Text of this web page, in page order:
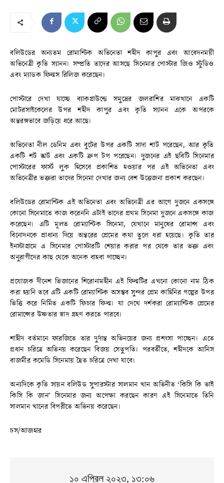
বলিউডের অন্যতম রোমান্টিক অভিনেতা শহীদ কাপুর এবং আবেদনময়ী
অভিনেত্রী কৃতি স্যানন। সম্প্রতি তাদের আসছে সিনেমার পোস্টার জিও স্টুডিও
এবং ম্যাডক ফিল্মস রিলিজ করেছেন।
পোস্টারে দেখা যাচ্ছে ব্যাকগ্রাউন্ডে সমুদ্রের জলরাশির মাঝখানে একটি
মোটরসাইকেলের উপর শহীদ কাপুর এবং কৃতি স্যানন একে অপরকে
অন্তরঙ্গভাবে জড়িয়ে ধরে আছে।
অভিনেতা নীল ডেনিম এবং বুটের উপর একটি সাদা শার্ট পরেছেন, আর কৃতি
একটি শর্ট স্কার্ট এবং একটি ক্রপ টপ পরেছেন। দুজনের এই ছবিটি সিনেমার
পোস্টারের ফার্স্ট লুক হিসেবে প্রকাশিত হওয়ার পর এই অভিনেতা এবং
অভিনেত্রীর ভক্তরা তাদের সিনেমা দেখার জন্য বেশ উত্তেজনা প্রকাশ করছেন।
বলিউডের রোমান্টিক এই অভিনেতা এবং অভিনেত্রী এর আগে দুজনে একসঙ্গে
কোনো সিনেমাতে কাজ করেননি এটাই তাদের প্রথম সিনেমা দুজনে একসঙ্গে কাজ
করেছেন। এটি মূলত রোম্যান্টিক সিনেমা, যেখানে মানুষের রোমান্স এবং
বিনোদনকে প্রাধান্য দিয়ে অন্তরের প্রেমের কথা তুলে ধরা হয়েছে। কৃতি তার
ইনস্টাগ্রামে এ সিনেমার পোস্টারটি শেয়ার করার পর থেকে তার ভক্ত এবং
অনুরাগীদের কাছ থেকে অনেক বাহবা পাচ্ছেন।
প্রযোজক দীনেশ ভিজানের শিরোনামহীন এই ফিল্মটির এখনো কোনো নাম ঠিক
করা হয়নি তবে এটি একটি রোম্যান্টিক অসম্ভব সুন্দর প্রেম কাহিনির গল্পের উপর
ভিত্তি করে নির্মিত একটি ফিচার ফিল্ম। যা দেখে দর্শকরা রোম্যান্টিক প্রেমের
রোমান্সের উষ্ণতার স্বাদ গ্রহণ করতে পারবে।
শাহীদ বর্তমানে ফারজিতে তার দুর্দান্ত অভিনয়ের জন্য প্রশংসা পাচ্ছেন। এতে
প্রধান চরিত্রে অভিনয় করেছেন বিজয় সেতুপতি। পরবর্তীতে, শহীদকে আনিস
বাজমীর কমেডি সিনেমায় দ্বৈত চরিত্রে দেখা যাবে।
অন্যদিকে কৃতি সায়ন বলিউড সুপারস্টার সালমান খান অভিনীত ‘কিসি কি ভাই
কিসি কি জান’ সিনেমার জন্য অপেক্ষা করছেন কারণ এই সিনেমাতে তিনি
সালমান খানের বিপরীতে অভিনয় করেছেন।
চস/আজহার
১০ এপ্রিল ২০২৩, ১৩:০৬